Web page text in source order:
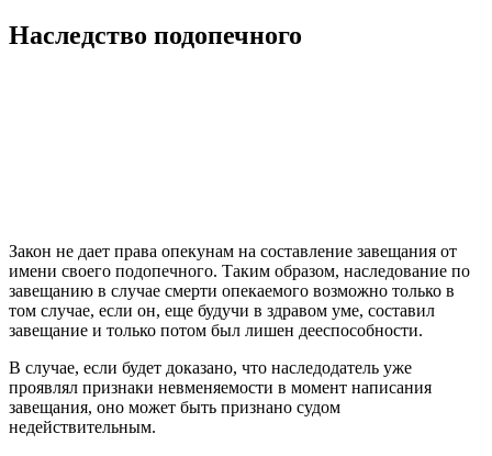
Наследство подопечного
Закон не дает права опекунам на составление завещания от
имени своего подопечного. Таким образом, наследование по
завещанию в случае смерти опекаемого возможно только в
том случае, если он, еще будучи в здравом уме, составил
завещание и только потом был лишен дееспособности.
В случае, если будет доказано, что наследодатель уже
проявлял признаки невменяемости в момент написания
завещания, оно может быть признано судом
недействительным.